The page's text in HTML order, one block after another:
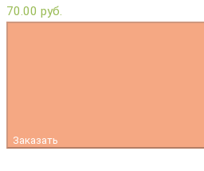
70.00 руб.
Заказать